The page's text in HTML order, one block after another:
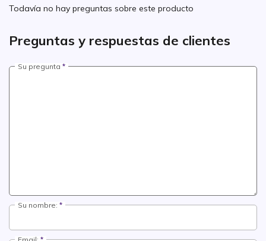
Todavía no hay preguntas sobre este producto
Preguntas y respuestas de clientes
Su pregunta
Su nombre: